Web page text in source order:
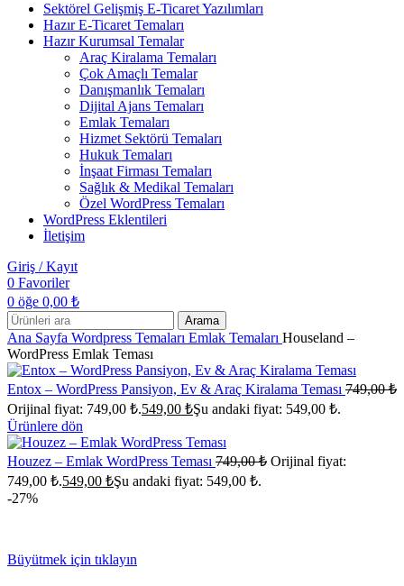
Sektörel Gelişmiş E-Ticaret Yazılımları
Hazır E-Ticaret Temaları
Hazır Kurumsal Temalar
Araç Kiralama Temaları
Çok Amaçlı Temalar
Danışmanlık Temaları
Dijital Ajans Temaları
Emlak Temaları
Hizmet Sektörü Temaları
Hukuk Temaları
İnşaat Firması Temaları
Sağlık & Medikal Temaları
Özel WordPress Temaları
WordPress Eklentileri
İletişim
Giriş / Kayıt
0 Favoriler
0 öğe 0,00 ₺
Arama
Ana Sayfa Wordpress Temaları Emlak Temaları Houseland –
WordPress Emlak Teması
Entox – WordPress Pansiyon, Ev & Araç Kiralama Teması 749,00₺
Orijinal fiyat: 749,00 ₺.549,00 ₺Şu andaki fiyat: 549,00 ₺.
Ürünlere dön
Houzez – Emlak WordPress Teması 749,00₺ Orijinal fiyat:
749,00 ₺.549,00 ₺Şu andaki fiyat: 549,00 ₺.
-27%
Büyütmek için tıklayın